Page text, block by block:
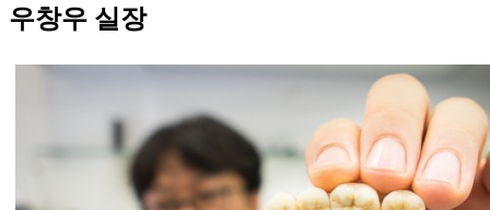
우창우 실장